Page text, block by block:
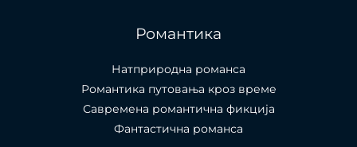
Романтика
Натприродна романса
Романтика путовања кроз време
Савремена романтична фикција
Фантастична романса